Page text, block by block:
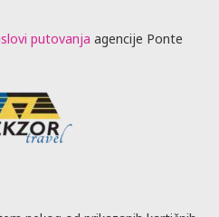
putovanja agencije Ponte